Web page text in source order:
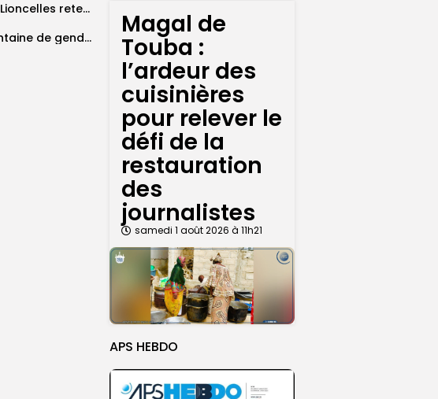
Magal de
Touba :
l’ardeur des
cuisinières
pour relever le
défi de la
restauration
des
journalistes
samedi 1 août 2026 à 11h21
APS HEBDO
‎Afro basket U18 féminin : seize Lioncelles retenues pour l’étape finale de...
Grand Magal de Touba : une centaine de gendarmes mobilisés sur les...